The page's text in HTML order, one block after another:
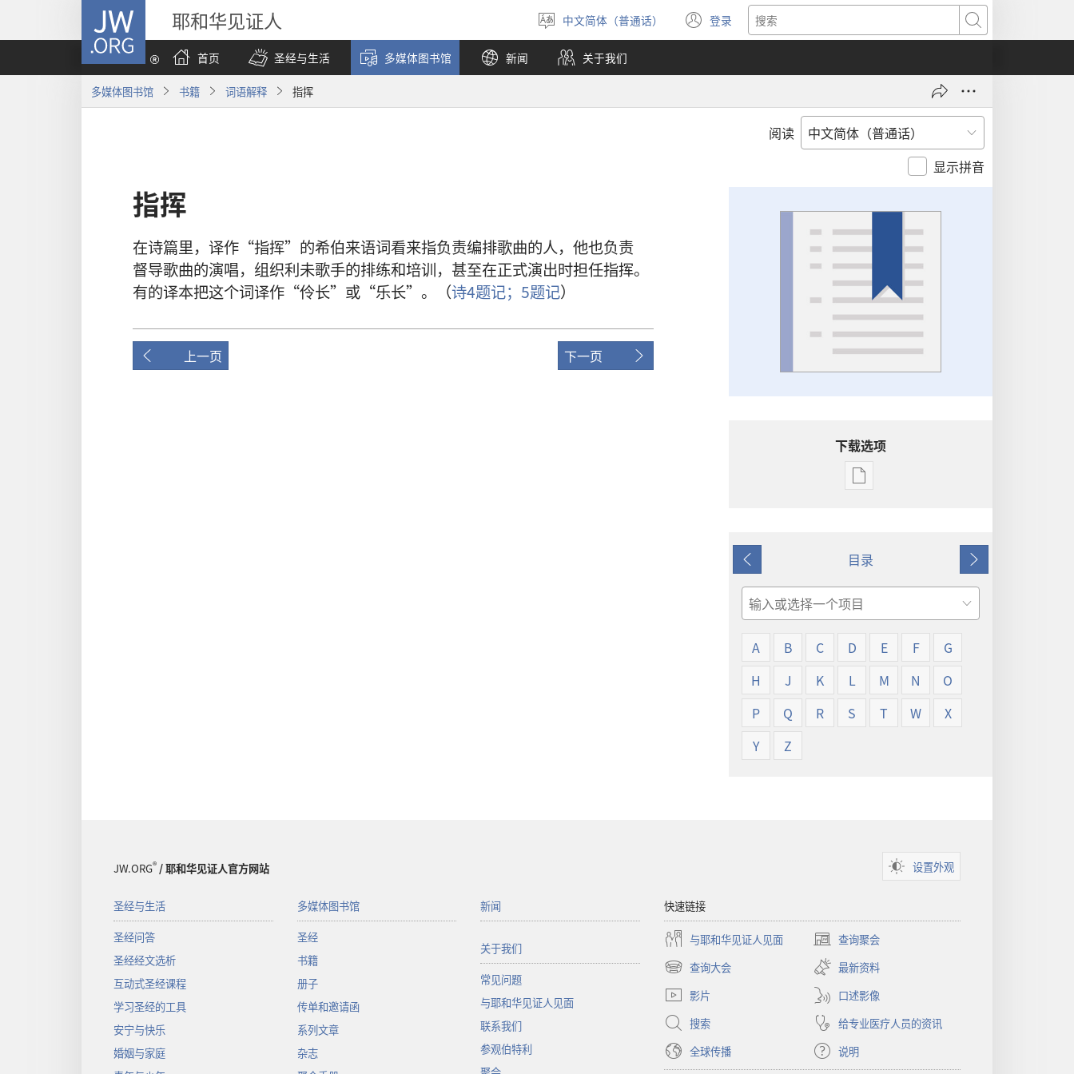
JW.ORG 耶和华见证人
选
择
语
言
中文简体（普通话） 登录
（打
开
窗
搜
索
首页
圣经与生活 多媒体图书馆 新闻 关于我们
多媒体图书馆 书籍 词语解释 指挥
阅读
显示拼音
指挥
在诗篇里， 译作 “指挥” 的希伯来语词看来指负责编排歌曲的人， 他也负责
督导歌曲的演唱， 组织利未歌手的排练和培训， 甚至在正式演出时担任指挥。
有的译本把这个词译作 “伶长” 或 “乐长”。（诗4题记； 5题记）
上一页 下一页
下载选项
出
载
项
词
语
解
上
一
目录
下
一
页
搜
索
A B C D E F
G
H
J K L M N
O
P
Q R S T W
X
Y
Z
JW.ORG®/ 耶和华见证人官方网站 设置外观
圣经与生活
圣经问答
圣经经文选析
互动式圣经课程
学习圣经的工具
安宁与快乐
婚姻与家庭
多媒体图书馆
圣经
书籍
册子
传单和邀请函
系列文章
杂志
新闻
关于我们
常见问题
与耶和华见证人见面
联系我们
参观伯特利
快速链接
与耶和华见证人见面 查询聚会
（打
开
新
窗
口）
查询大会
（打
开
新
窗
口）
最新资料
影片
口述影像
搜索
给专业医疗人员的资讯
全球传播
说明